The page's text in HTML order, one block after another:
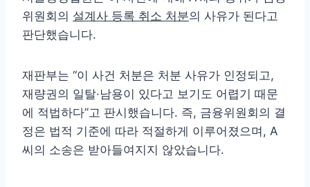
위원회의 설계사 등록 취소 처분의 사유가 된다고
판단했습니다.
재판부는 “이 사건 처분은 처분 사유가 인정되고,
재량권의 일탈·남용이 있다고 보기도 어렵기 때문
에 적법하다”고 판시했습니다. 즉, 금융위원회의 결
정은 법적 기준에 따라 적절하게 이루어졌으며, A
씨의 소송은 받아들여지지 않았습니다.